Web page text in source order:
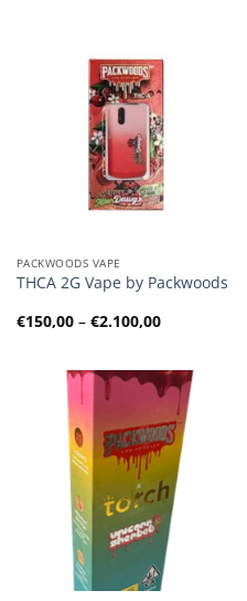
PACKWOODS VAPE
THCA 2G Vape by Packwoods
€150,00 – €2.100,00Preisspanne:
€150,00